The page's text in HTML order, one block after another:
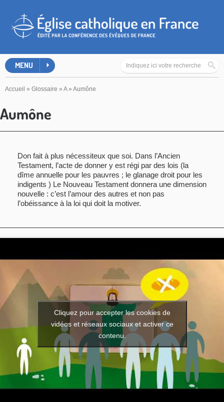
MENU
Accueil » Glossaire » A» Aumône
Aumône
Don fait à plus nécessiteux que soi. Dans l’Ancien
Testament, l’acte de donner y est régi par des lois (la
dîme annuelle pour les pauvres ; le glanage droit pour les
indigents ) Le Nouveau Testament donnera une dimension
nouvelle : c’est l’amour des autres et non pas
l’obéissance à la loi qui doit la motiver.
Cliquez pour accepter les cookies de
vidéos et réseaux sociaux et activer ce
contenu.